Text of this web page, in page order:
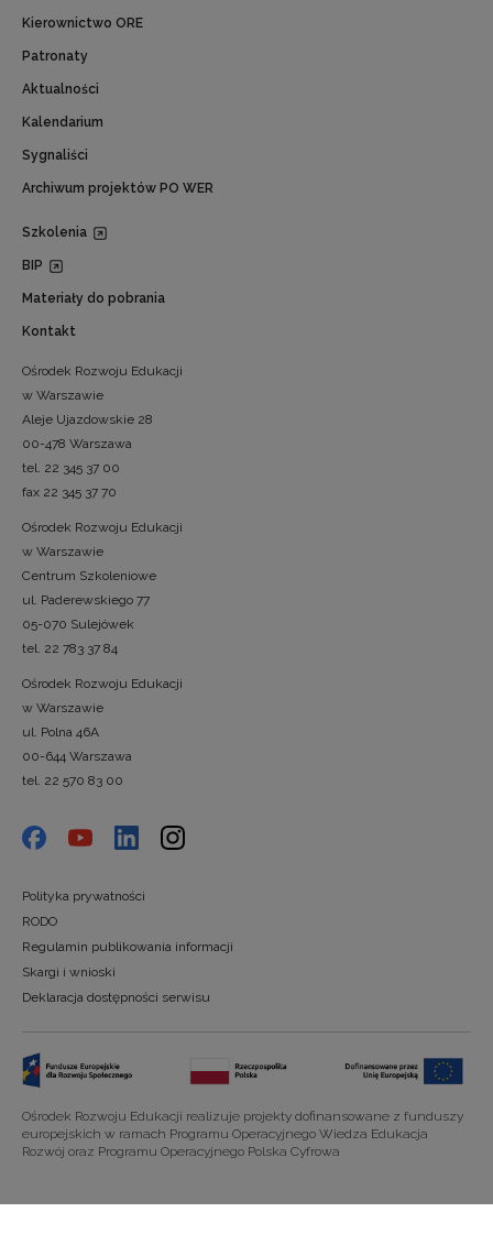
Kierownictwo ORE
Patronaty
Aktualności
Kalendarium
Sygnaliści
Archiwum projektów PO WER
Szkolenia
BIP
Materiały do pobrania
Kontakt
Ośrodek Rozwoju Edukacji
w Warszawie
Aleje Ujazdowskie 28
00-478 Warszawa
tel. 22 345 37 00
fax 22 345 37 70
Ośrodek Rozwoju Edukacji
w Warszawie
Centrum Szkoleniowe
ul. Paderewskiego 77
05-070 Sulejówek
tel. 22 783 37 84
Ośrodek Rozwoju Edukacji
w Warszawie
ul. Polna 46A
00-644 Warszawa
tel. 22 570 83 00
Polityka prywatności
RODO
Regulamin publikowania informacji
Skargi i wnioski
Deklaracja dostępności serwisu
Ośrodek Rozwoju Edukacji realizuje projekty dofinansowane z funduszy
europejskich w ramach Programu Operacyjnego Wiedza Edukacja
Rozwój oraz Programu Operacyjnego Polska Cyfrowa